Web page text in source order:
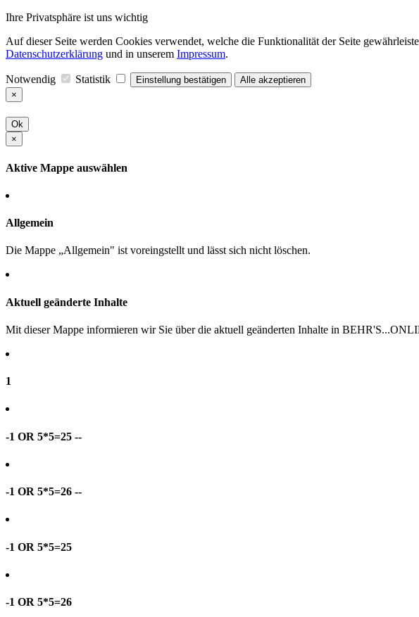
Ihre Privatsphäre ist uns wichtig
Auf dieser Seite werden Cookies verwendet, welche die Funktionalität der Seite
Datenschutzerklärung und in unserem Impressum.
Notwendig Statistik Einstellung bestätigen
Alle akzeptieren
×
Ok
×
Aktive Mappe auswählen
Allgemein
Die Mappe „Allgemein" ist voreingstellt und lässt sich nicht löschen.
Aktuell geänderte Inhalte
Mit dieser Mappe informieren wir Sie über die aktuell geänderten Inhalte in
1
-1 OR 5*5=25 --
-1 OR 5*5=26 --
-1 OR 5*5=25
-1 OR 5*5=26